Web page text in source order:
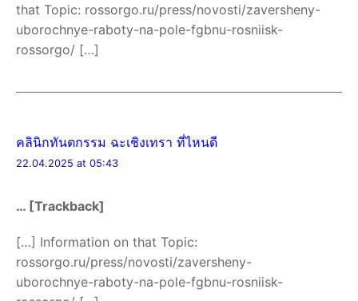
that Topic: rossorgo.ru/press/novosti/zaversheny-
uborochnye-raboty-na-pole-fgbnu-rosniisk-
rossorgo/ […]
คลินิกทันตกรรม ฉะเชิงเทรา ที่ไหนดี
22.04.2025 at 05:43
… [Trackback]
[…] Information on that Topic:
rossorgo.ru/press/novosti/zaversheny-
uborochnye-raboty-na-pole-fgbnu-rosniisk-